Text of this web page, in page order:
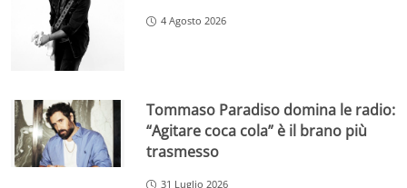
4 Agosto 2026
Tommaso Paradiso domina le radio:
“Agitare coca cola” è il brano più
trasmesso
31 Luglio 2026